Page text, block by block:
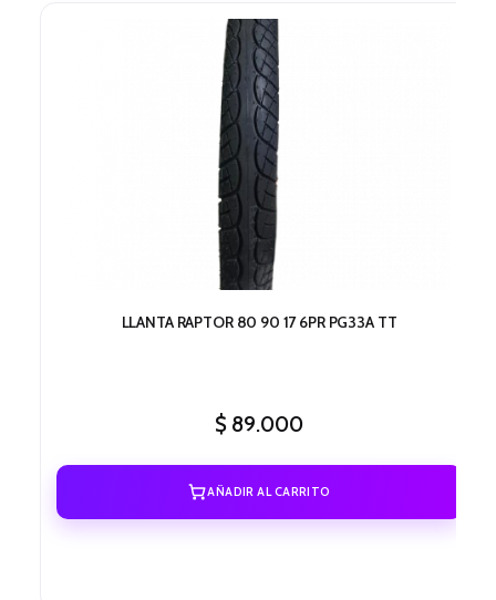
LLANTA RAPTOR 80 90 17 6PR PG33A TT
$ 89.000
AÑADIR AL CARRITO